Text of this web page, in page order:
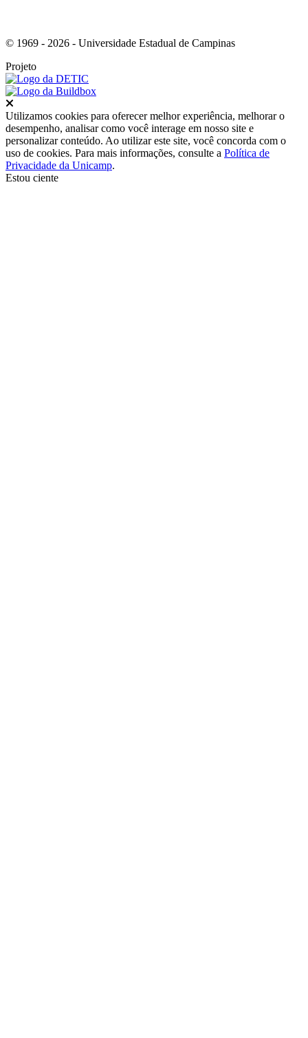
© 1969 - 2026 - Universidade Estadual de Campinas
Projeto
Utilizamos cookies para oferecer melhor experiência, melhorar o
desempenho, analisar como você interage em nosso site e
personalizar conteúdo. Ao utilizar este site, você concorda com o
uso de cookies. Para mais informações, consulte a Política de
Privacidade da Unicamp.
Estou ciente